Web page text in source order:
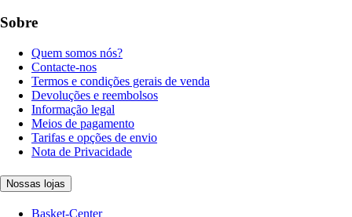
Sobre
Quem somos nós?
Contacte-nos
Termos e condições gerais de venda
Devoluções e reembolsos
Informação legal
Meios de pagamento
Tarifas e opções de envio
Nota de Privacidade
Nossas lojas
Basket-Center